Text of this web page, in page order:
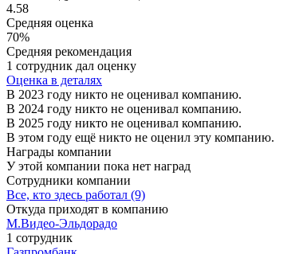
4.58
Средняя оценка
70%
Средняя рекомендация
1 сотрудник дал оценку
Оценка в деталях
В 2023 году никто не оценивал компанию.
В 2024 году никто не оценивал компанию.
В 2025 году никто не оценивал компанию.
В этом году ещё никто не оценил эту компанию.
Награды компании
У этой компании пока нет наград
Сотрудники компании
Все, кто здесь работал (9)
Откуда приходят в компанию
М.Видео-Эльдорадо
1 сотрудник